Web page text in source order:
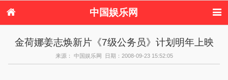
中国娱乐网
港台娱乐
日本娱乐 韩国娱乐
欧美娱乐
音乐新闻 影视新闻
内地明星八卦
金荷娜姜志焕新片《7级公务员》计划明年上映
来源： 中国娱乐网 日期：2008-09-23 15:52:05